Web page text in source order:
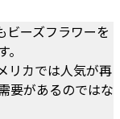
ビーズフラワーを
リカでは人気が再
要があるのではな